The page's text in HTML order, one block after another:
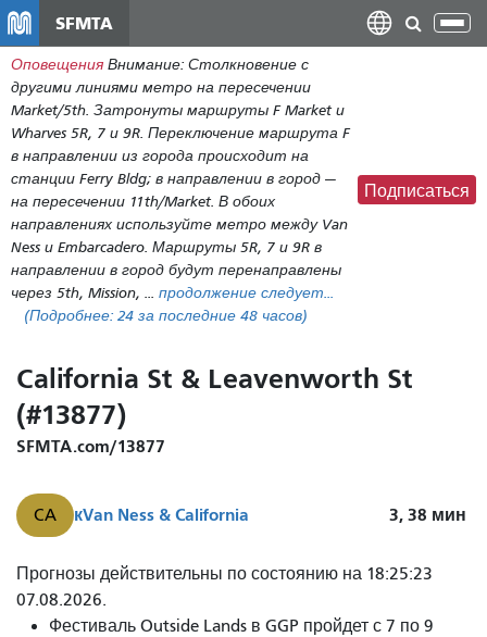
общему
содержанию
SFMTA
Оповещения Внимание: Столкновение с
другими линиями метро на пересечении
Market/5th. Затронуты маршруты F Market и
Wharves 5R, 7 и 9R. Переключение маршрута F
в направлении из города происходит на
станции Ferry Bldg; в направлении в город —
на пересечении 11th/Market. В обоих
направлениях используйте метро между Van
Ness и Embarcadero. Маршруты 5R, 7 и 9R в
направлении в город будут перенаправлены
через 5th, Mission, ... продолжение следует...
(Подробнее: 24 за последние 48 часов)
Подписаться
California St & Leavenworth St
(#13877)
SFMTA.com/13877
CA кVan Ness & California 3, 38 мин
Калифорнийский
канатный
трамвай
Прогнозы действительны по состоянию на 18:25:23
07.08.2026.
Фестиваль Outside Lands в GGP пройдет с 7 по 9